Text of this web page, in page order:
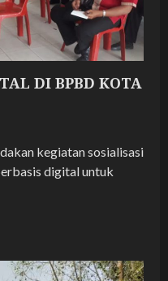
DI BPBD KOTA
kegiatan sosialisasi
digital untuk